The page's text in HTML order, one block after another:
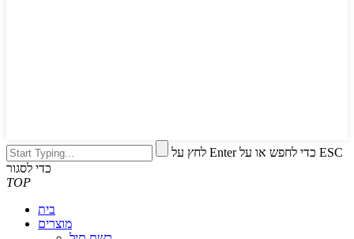
לחץ על Enter כדי לחפש או על ESC
כדי לסגור
TOP
בית
מוצרים